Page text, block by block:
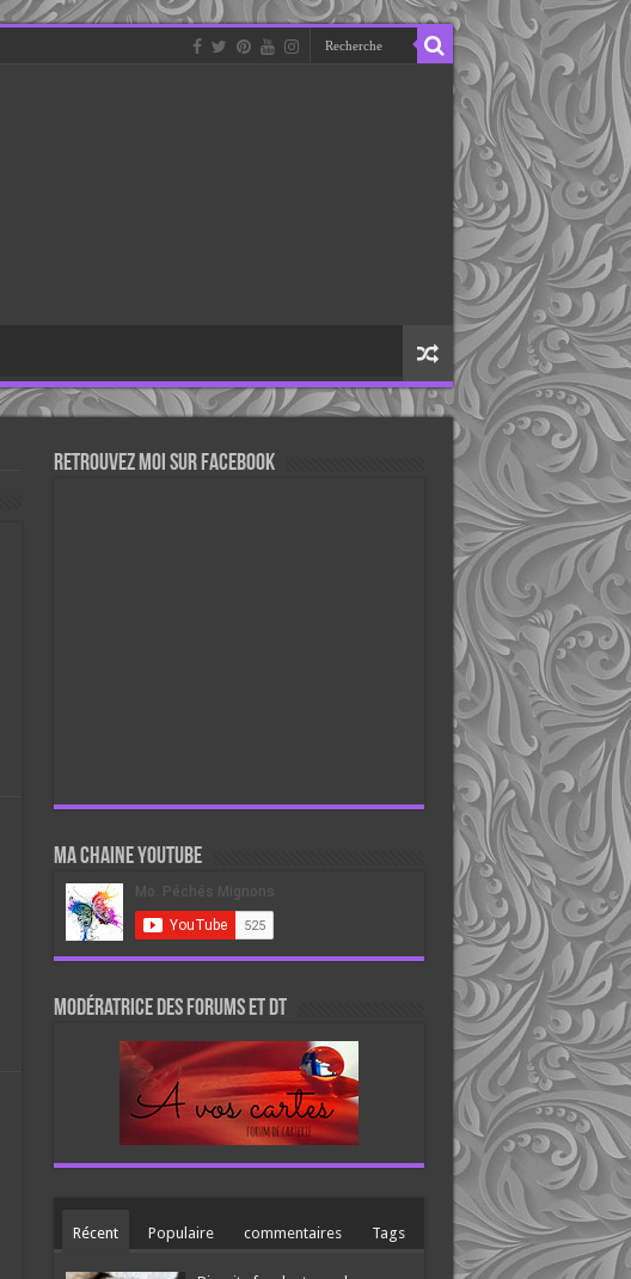
Retrouvez moi sur Facebook
Ma chaine Youtube
Modératrice des forums et DT
Récent Populaire commentaires Tags